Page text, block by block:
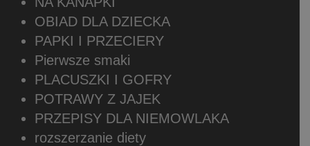
OBIAD DLA DZIECKA
PAPKI I PRZECIERY
Pierwsze smaki
PLACUSZKI I GOFRY
POTRAWY Z JAJEK
PRZEPISY DLA NIEMOWLAKA
rozszerzanie diety